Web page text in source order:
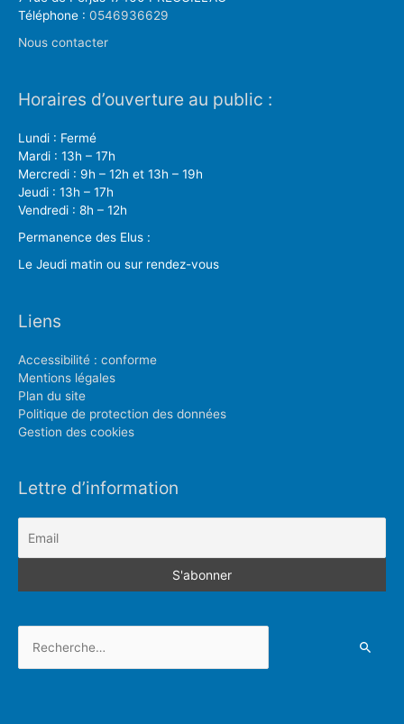
Téléphone : 0546936629
Nous contacter
Horaires d’ouverture au public :
Lundi : Fermé
Mardi : 13h – 17h
Mercredi : 9h – 12h et 13h – 19h
Jeudi : 13h – 17h
Vendredi : 8h – 12h
Permanence des Elus :
Le Jeudi matin ou sur rendez-vous
Liens
Accessibilité : conforme
Mentions légales
Plan du site
Politique de protection des données
Gestion des cookies
Lettre d’information